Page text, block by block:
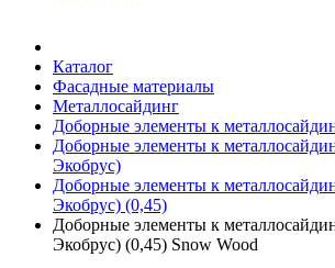
Каталог
Фасадные материалы
Металлосайдинг
Доборные элементы к
Доборные элементы к
Экобрус)
Доборные элементы к
Экобрус) (0,45)
Доборные элементы к
Экобрус) (0,45) Snow Wood